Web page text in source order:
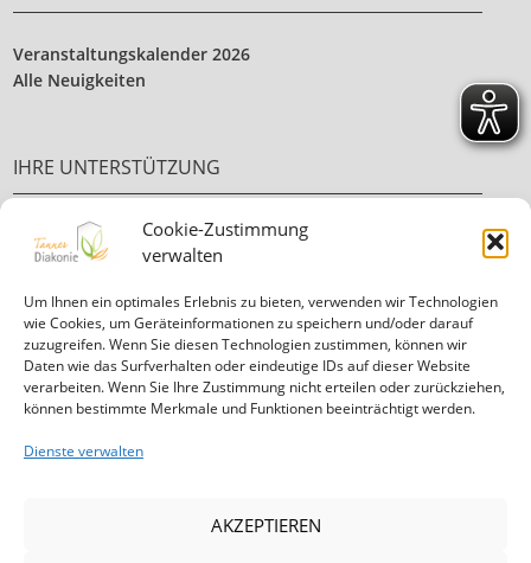
Cookie-Zustimmung
verwalten
Um Ihnen ein optimales Erlebnis zu bieten, verwenden wir Technologien
wie Cookies, um Geräteinformationen zu speichern und/oder darauf
zuzugreifen. Wenn Sie diesen Technologien zustimmen, können wir
Daten wie das Surfverhalten oder eindeutige IDs auf dieser Website
verarbeiten. Wenn Sie Ihre Zustimmung nicht erteilen oder zurückziehen,
können bestimmte Merkmale und Funktionen beeinträchtigt werden.
Dienste verwalten
AKZEPTIEREN
Veranstaltungskalender 2026
Alle Neuigkeiten
IHRE UNTERSTÜTZUNG
Ehrenamt
Ihre Spende
Informationen in
Mitglied in der Diakonie Hessen